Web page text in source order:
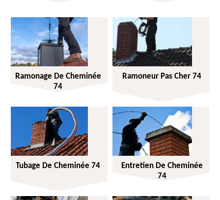
Ramonage De Cheminée
74
Ramoneur Pas Cher 74
Tubage De Cheminée 74
Entretien De Cheminée
74